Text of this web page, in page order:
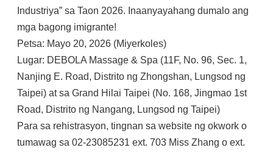
Industriya” sa Taon 2026. Inaanyayahang dumalo ang
mga bagong imigrante!
Petsa: Mayo 20, 2026 (Miyerkoles)
Lugar: DEBOLA Massage & Spa (11F, No. 96, Sec. 1,
Nanjing E. Road, Distrito ng Zhongshan, Lungsod ng
Taipei) at sa Grand Hilai Taipei (No. 168, Jingmao 1st
Road, Distrito ng Nangang, Lungsod ng Taipei)
Para sa rehistrasyon, tingnan sa website ng okwork o
tumawag sa 02-23085231 ext. 703 Miss Zhang o ext.